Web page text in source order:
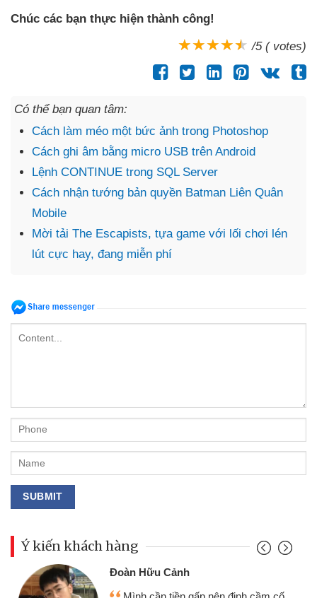
Chúc các bạn thực hiện thành công!
/5 ( votes)
Có thể bạn quan tâm:
Cách làm méo một bức ảnh trong Photoshop
Cách ghi âm bằng micro USB trên Android
Lệnh CONTINUE trong SQL Server
Cách nhận tướng bản quyền Batman Liên Quân
Mobile
Mời tải The Escapists, tựa game với lối chơi lén
lút cực hay, đang miễn phí
Ý kiến khách hàng
Đoàn Hữu Cảnh